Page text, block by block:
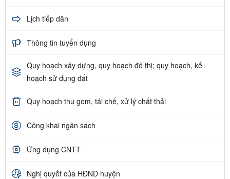
Lịch tiếp dân
Thông tin tuyển dụng
Quy hoạch xây dựng, quy hoạch đô thị; quy hoạch, kế
hoạch sử dụng đất
Quy hoạch thu gom, tái chế, xử lý chất thải
Công khai ngân sách
Ứng dụng CNTT
Nghị quyết của HĐND huyện